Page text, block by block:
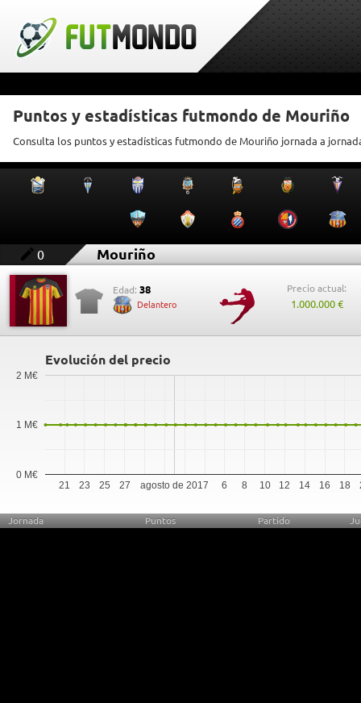
Puntos y estadísticas futmondo de Mouriño
Consulta los puntos y estadísticas futmondo de Mouriño jornada a
0 Mouriño
Edad: 38
Delantero
Precio actual:
1.000.000 €
Evolución del precio
agosto de 2017
21 23 25 27 6 8 10 12 14 16 18
0 M€
1 M€
2 M€
Jornada Puntos Partido